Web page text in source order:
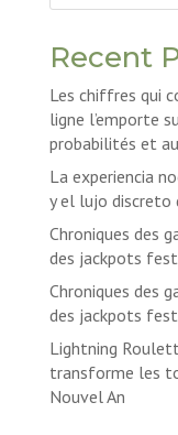
Recent
Les chiffres qui
ligne l’emporte
probabilités et
La experiencia
y el lujo discreto
Chroniques des
des jackpots
Chroniques des
des jackpots
Lightning
transforme les
Nouvel An